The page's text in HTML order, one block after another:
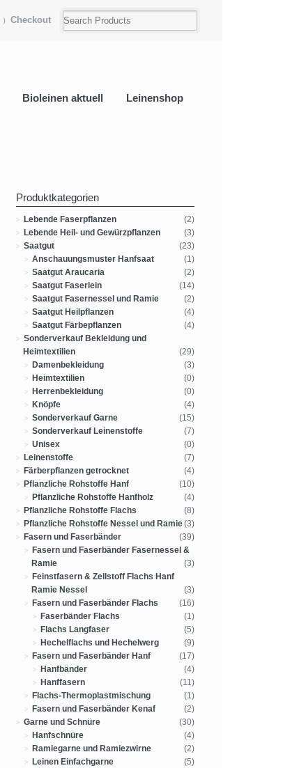
Checkout
Bioleinen aktuell Leinenshop
Produktkategorien
Lebende Faserpflanzen
(2)
Lebende Heil- und Gewürzpflanzen
(3)
Saatgut
(23)
Anschauungsmuster Hanfsaat
(1)
Saatgut Araucaria
(2)
Saatgut Faserlein
(14)
Saatgut Fasernessel und Ramie
(2)
Saatgut Heilpflanzen
(4)
Saatgut Färbepflanzen
(4)
Sonderverkauf Bekleidung und
Heimtextilien
(29)
Damenbekleidung
(3)
Heimtextilien
(0)
Herrenbekleidung
(0)
Knöpfe
(4)
Sonderverkauf Garne
(15)
Sonderverkauf Leinenstoffe
(7)
Unisex
(0)
Leinenstoffe
(7)
Färberpflanzen getrocknet
(4)
Pflanzliche Rohstoffe Hanf
(10)
Pflanzliche Rohstoffe Hanfholz
(4)
Pflanzliche Rohstoffe Flachs
(8)
Pflanzliche Rohstoffe Nessel und Ramie(3)
Fasern und Faserbänder
(39)
Fasern und Faserbänder Fasernessel &
Ramie
(3)
Feinstfasern & Zellstoff Flachs Hanf
Ramie Nessel
(3)
Fasern und Faserbänder Flachs
(16)
Faserbänder Flachs
(1)
Flachs Langfaser
(5)
Hechelflachs und Hechelwerg
(9)
Fasern und Faserbänder Hanf
(17)
Hanfbänder
(4)
Hanffasern
(11)
Flachs-Thermoplastmischung
(1)
Fasern und Faserbänder Kenaf
(2)
Garne und Schnüre
(30)
Hanfschnüre
(4)
Ramiegarne und Ramiezwirne
(2)
Leinen Einfachgarne
(5)